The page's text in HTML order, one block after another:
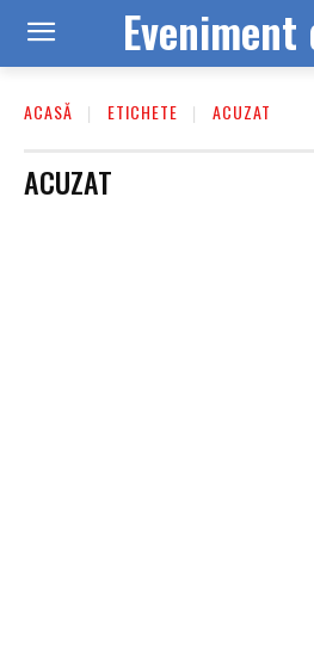
ACASĂ ETICHETE ACUZAT
ACUZAT